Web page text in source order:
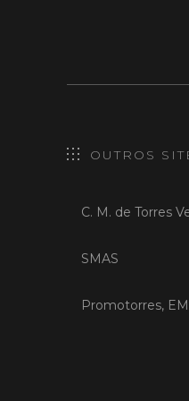
OUTROS
C. M. de Torres
SMAS
Promotorres, EM